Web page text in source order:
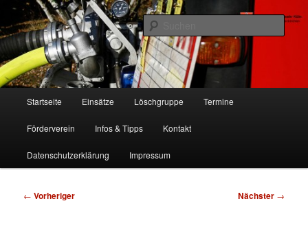
Zum
primären
Inhalt
springenFF Köln, LG RD
Freiwillige Feuerwehr Köln, Löschgruppe Rodenkirchen
Startseite Einsätze Löschgruppe Termine
Förderverein Infos & Tipps Kontakt
Datenschutzerklärung Impressum
Beitragsnavigation
← Vorheriger Nächster →